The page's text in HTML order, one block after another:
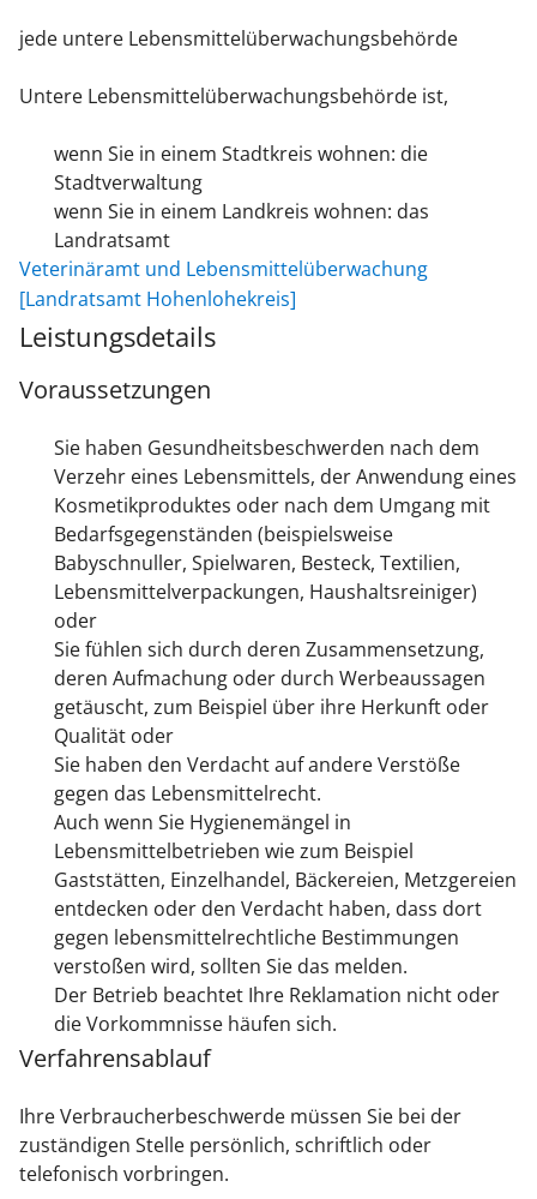
jede untere Lebensmittelüberwachungsbehörde
Untere Lebensmittelüberwachungsbehörde ist,
wenn Sie in einem Stadtkreis wohnen: die
Stadtverwaltung
wenn Sie in einem Landkreis wohnen: das
Landratsamt
Veterinäramt und Lebensmittelüberwachung
[Landratsamt Hohenlohekreis]
Leistungsdetails
Voraussetzungen
Sie haben Gesundheitsbeschwerden nach dem
Verzehr eines Lebensmittels, der Anwendung eines
Kosmetikproduktes oder nach dem Umgang mit
Bedarfsgegenständen (beispielsweise
Babyschnuller, Spielwaren, Besteck, Textilien,
Lebensmittelverpackungen, Haushaltsreiniger)
oder
Sie fühlen sich durch deren Zusammensetzung,
deren Aufmachung oder durch Werbeaussagen
getäuscht, zum Beispiel über ihre Herkunft oder
Qualitätoder
Sie haben den Verdacht auf andere Verstöße
gegen das Lebensmittelrecht.
Auch wenn Sie Hygienemängel in
Lebensmittelbetrieben wie zum Beispiel
Gaststätten, Einzelhandel, Bäckereien, Metzgereien
entdecken oder den Verdacht haben, dass dort
gegen lebensmittelrechtliche Bestimmungen
verstoßen wird, sollten Sie das melden.
Der Betrieb beachtet Ihre Reklamation nicht oder
die Vorkommnisse häufen sich.
Verfahrensablauf
Ihre Verbraucherbeschwerde müssen Sie bei der
zuständigen Stelle persönlich, schriftlich oder
telefonisch vorbringen.